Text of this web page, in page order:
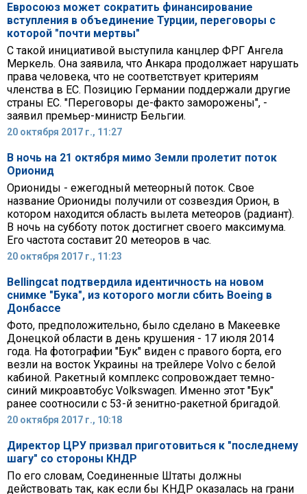
Евросоюз может сократить финансирование
вступления в объединение Турции, переговоры с
которой "почти мертвы"
С такой инициативой выступила канцлер ФРГ Ангела
Меркель. Она заявила, что Анкара продолжает нарушать
права человека, что не соответствует критериям
членства в ЕС. Позицию Германии поддержали другие
страны ЕС. "Переговоры де-факто заморожены", -
заявил премьер-министр Бельгии.
20 октября 2017 г., 11:27
В ночь на 21 октября мимо Земли пролетит поток
Орионид
Ориониды - ежегодный метеорный поток. Свое
название Ориониды получили от созвездия Орион, в
котором находится область вылета метеоров (радиант).
В ночь на субботу поток достигнет своего максимума.
Его частота составит 20 метеоров в час.
20 октября 2017 г., 11:23
Bellingcat подтвердила идентичность на новом
снимке "Бука", из которого могли сбить Boeing в
Донбассе
Фото, предположительно, было сделано в Макеевке
Донецкой области в день крушения - 17 июля 2014
года. На фотографии "Бук" виден с правого борта, его
везли на восток Украины на трейлере Volvo с белой
кабиной. Ракетный комплекс сопровождает темно-
синий микроавтобус Volkswagen. Именно этот "Бук"
ранее соотносили с 53-й зенитно-ракетной бригадой.
20 октября 2017 г., 10:18
Директор ЦРУ призвал приготовиться к "последнему
шагу" со стороны КНДР
По его словам, Соединенные Штаты должны
действовать так, как если бы КНДР оказалась на грани